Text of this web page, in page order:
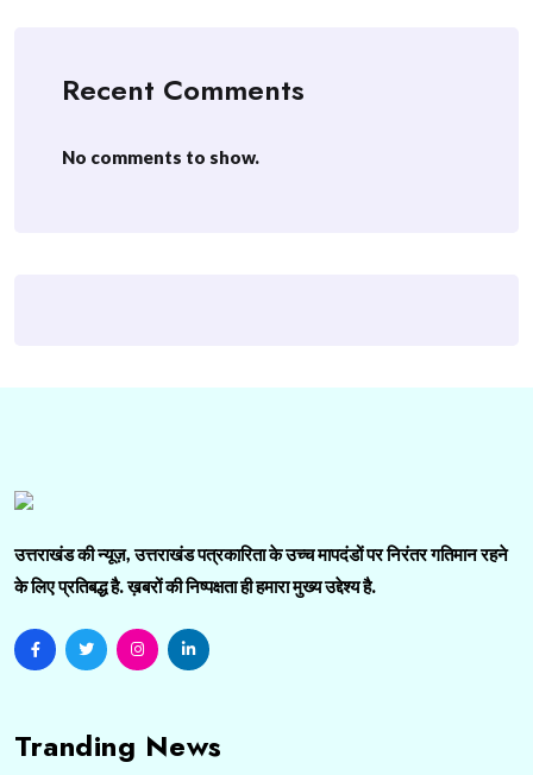
Recent Comments
No comments to show.
उत्तराखंड की न्यूज़, उत्तराखंड पत्रकारिता के उच्च मापदंडों पर निरंतर गतिमान रहने
के लिए प्रतिबद्ध है. ख़बरों की निष्पक्षता ही हमारा मुख्य उद्देश्य है.
Tranding News